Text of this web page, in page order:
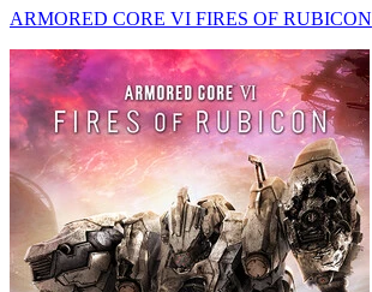
ARMORED CORE VI FIRES OF RUBICON